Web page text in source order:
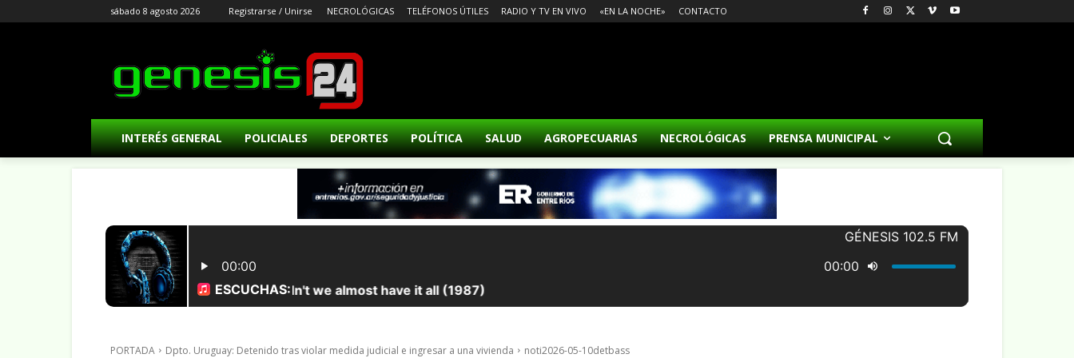
sábado 8 agosto 2026 Registrarse / Unirse NECROLÓGICAS TELÉFONOS ÚTILES RADIO Y TV EN VIVO «EN LA NOCHE» CONTACTO
INTERÉS GENERAL POLICIALES DEPORTES POLÍTICA SALUD AGROPECUARIAS NECROLÓGICAS PRENSA MUNICIPAL
PORTADA Dpto. Uruguay: Detenido tras violar medida judicial e ingresar a una vivienda noti2026-05-10detbass